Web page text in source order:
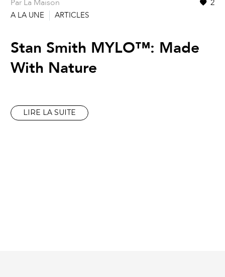
2
Par La Maison
A LA UNE ARTICLES
Stan Smith MYLO™: Made
With Nature
LIRE LA SUITE